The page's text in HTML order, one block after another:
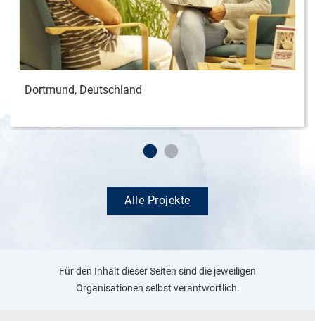
Dortmund, Deutschland
Alle Projekte
Für den Inhalt dieser Seiten sind die jeweiligen
Organisationen selbst verantwortlich.